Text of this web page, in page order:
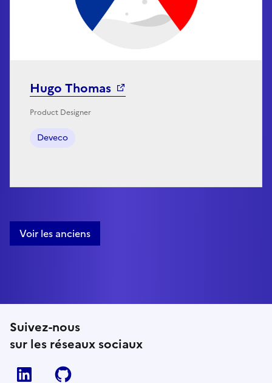
Hugo Thomas
Product Designer
Deveco
Voir les anciens
Suivez-nous
sur les réseaux sociaux
Linkedin